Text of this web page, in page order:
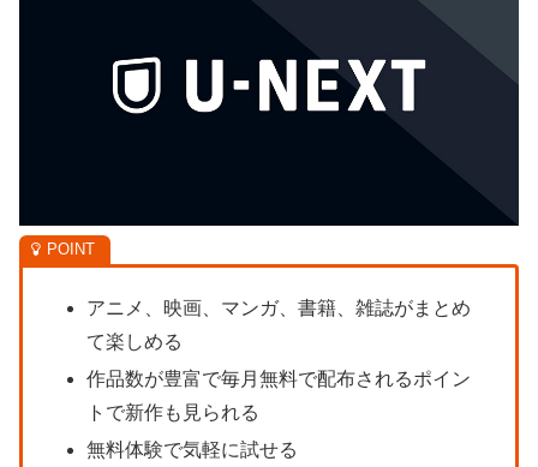
アニメ、映画、マンガ、書籍、雑誌がまとめ
て楽しめる
作品数が豊富で毎月無料で配布されるポイン
トで新作も見られる
無料体験で気軽に試せる